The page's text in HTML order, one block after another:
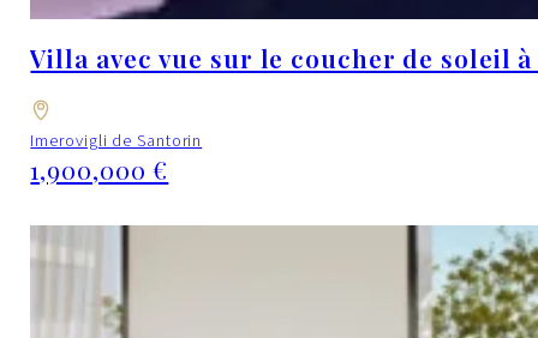
Villa avec vue sur le coucher de soleil
Imerovigli de Santorin
1,900,000 €